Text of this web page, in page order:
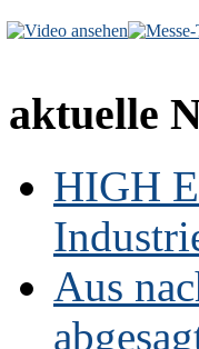
aktuelle
HIGH
Aus